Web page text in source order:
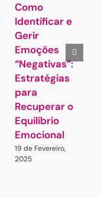
Como
Identificar e
Gerir
Emoções
“Negativas”:
Estratégias
para
Recuperar o
Equilíbrio
Emocional
19 de Fevereiro,
2025